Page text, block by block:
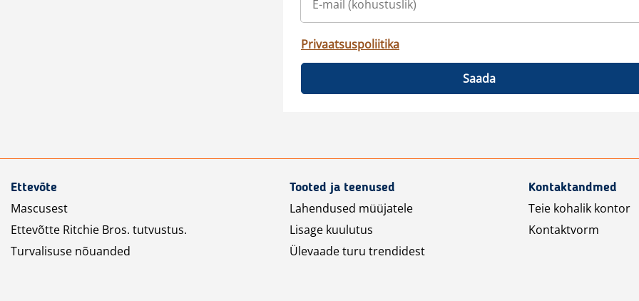
Privaatsuspoliitika
Saada
Ettevõte
Mascusest
Ettevõtte Ritchie Bros. tutvustus.
Turvalisuse nõuanded
Tooted ja teenused
Lahendused müüjatele
Lisage kuulutus
Ülevaade turu trendidest
Kontaktandmed
Teie kohalik kontor
Kontaktvorm